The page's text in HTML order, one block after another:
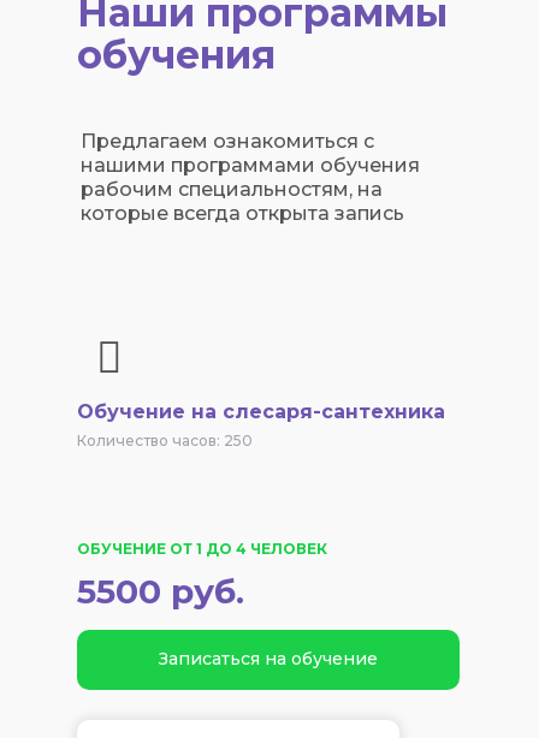
Наши программы
обучения
Предлагаем ознакомиться с
нашими программами обучения
рабочим специальностям, на
которые всегда открыта запись
Обучение на слесаря-сантехника
Количество часов: 250
Записаться на обучение
ОБУЧЕНИЕ ОТ 1 ДО 4 ЧЕЛОВЕК
5500 руб.